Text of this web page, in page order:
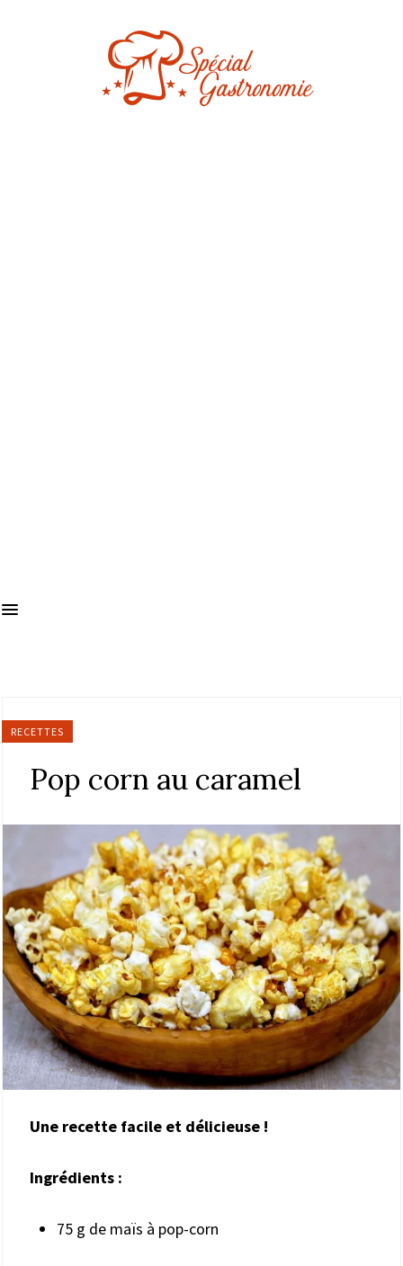
RECETTES
Pop corn au caramel
Une recette facile et délicieuse !
Ingrédients :
75 g de maïs à pop-corn